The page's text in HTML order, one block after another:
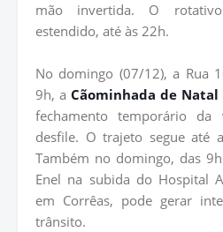
mão invertida. O
estendido, até às 22h.
No domingo (07/12), a Rua
9h, a Cãominhada de Natal
fechamento temporário
desfile. O trajeto segue até
Também no domingo, das
Enel na subida do Hospital
em Corrêas, pode gerar
trânsito.